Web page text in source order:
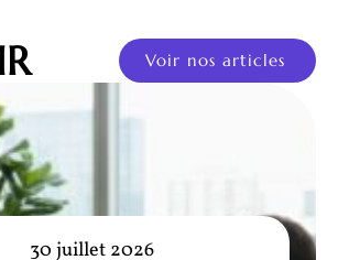
Voir nos articles
30 juillet 2026